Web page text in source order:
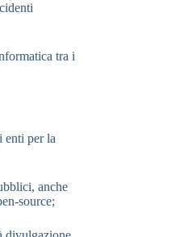
tra i
enti per la
anche
source;